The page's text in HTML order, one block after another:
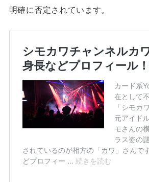
明確に否定されています。